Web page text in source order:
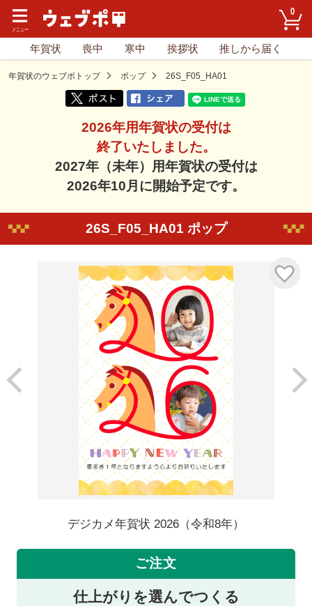
0
年賀状 喪中 寒中 挨拶状 推しから届く
年賀状のウェブポトップ ポップ 26S_F05_HA01
2026年用年賀状の受付は
終了いたしました。
2027年（未年）用年賀状の受付は
2026年10月に開始予定です。
26S_F05_HA01 ポップ
デジカメ年賀状 2026（令和8年）
ご注文
仕上がりを選んでつくる